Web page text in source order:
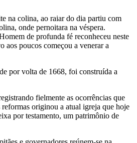
na colina, ao raiar do dia partiu com
onde pernoitara na véspera.
de profunda fé reconheceu neste
aos poucos começou a venerar a
por volta de 1668, foi construída a
fielmente as ocorrências que
originou a atual igreja que hoje
por testamento, um patrimônio de